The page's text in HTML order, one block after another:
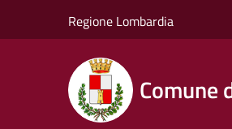
Regione Lombardia
Comune